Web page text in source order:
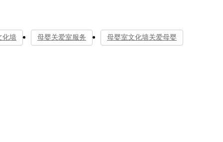
化墙 母婴关爱室服务 母婴室文化墙关爱母婴